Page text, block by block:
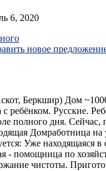
6, 2020
новое
Беркшир) Дом
ребёнком. Русские.
полного дня. Сейчас,
Домработница на
Уже находящаяся в
- помощница по
чистоты.